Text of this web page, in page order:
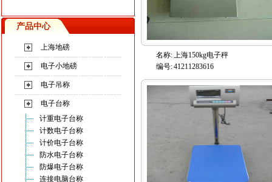
产品中心
上海地磅
电子小地磅
电子吊称
电子台称
计重电子台称
计数电子台称
计价电子台称
防水电子台称
防爆电子台称
连接电脑台称
名称:上海150kg电子秤
编号:41211283616